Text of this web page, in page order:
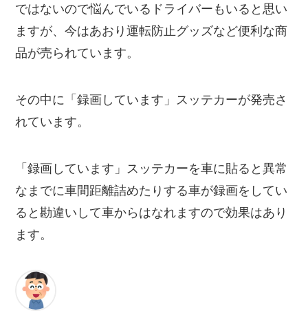
ではないので悩んでいるドライバーもいると思い
ますが、今はあおり運転防止グッズなど便利な商
品が売られています。
その中に「録画しています」スッテカーが発売さ
れています。
「録画しています」スッテカーを車に貼ると異常
なまでに車間距離詰めたりする車が録画をしてい
ると勘違いして車からはなれますので効果はあり
ます。